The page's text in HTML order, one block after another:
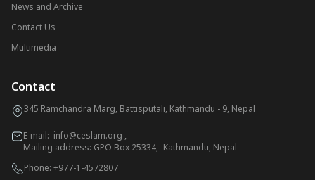
News and Archive
Contact Us
Multimedia
Contact
345 Ramchandra Marg, Battisputali, Kathmandu - 9, Nepal
E-mail: info@ceslam.org ,
Mailing address: GPO Box 25334, Kathmandu, Nepal
Phone: +977-1-4572807